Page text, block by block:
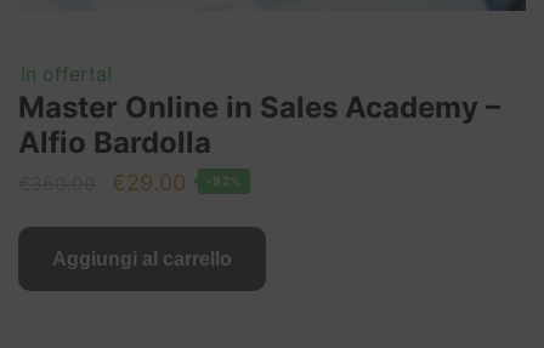
In offerta!
Master Online in Sales Academy –
Alfio Bardolla
Il
originale
€29.00 Il
attuale
-92%
Aggiungi al carrello